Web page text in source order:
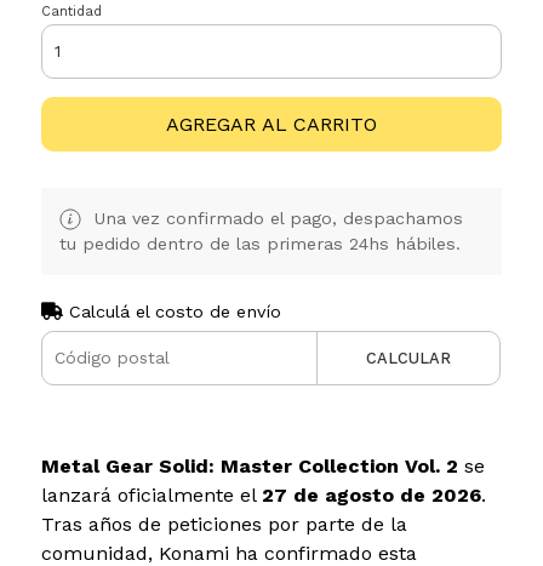
Cantidad
AGREGAR AL CARRITO
Una vez confirmado el pago, despachamos
tu pedido dentro de las primeras 24hs hábiles.
Calculá el costo de envío
CALCULAR
Metal Gear Solid: Master Collection Vol. 2 se
lanzará oficialmente el 27 de agosto de 2026.
Tras años de peticiones por parte de la
comunidad, Konami ha confirmado esta